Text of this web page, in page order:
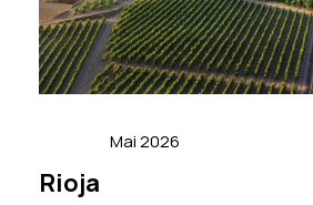
Mai 2026
Rioja